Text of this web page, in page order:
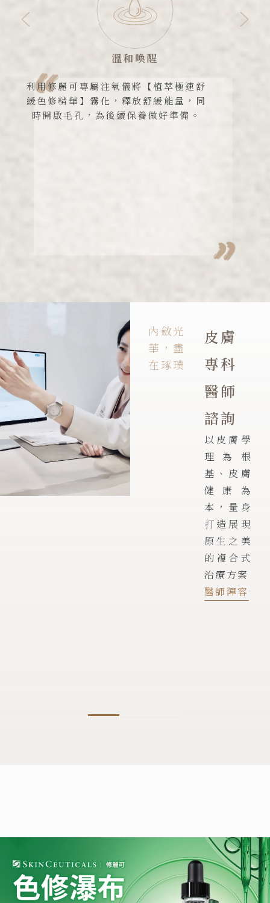
利用修麗可專屬注氧儀將【植萃極速舒
緩色修精華】霧化，釋放舒緩能量，同
時開啟毛孔，為後續保養做好準備。
內斂光
華，盡
在琢璞
皮膚
專科
醫師
諮詢
以皮膚學
理為根
基、皮膚
健康為
本，量身
打造展現
原生之美
的複合式
治療方案
醫師陣容